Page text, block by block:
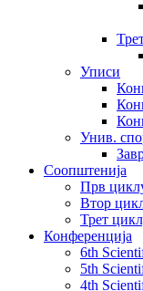
Уписи
Унив.
Соопштенија
Прв
Втор
Трет
Конференција
6th
5th
4th